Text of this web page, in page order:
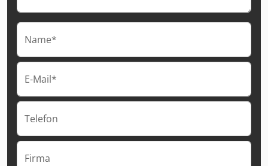
Name*
E-Mail*
Telefon
Firma